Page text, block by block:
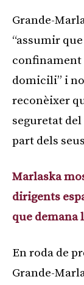
Grande-
“assumir
confinament
domicili” i
reconèixer
seguretat
part dels
Marlaska
dirigents
que demana
En roda de
Grande-